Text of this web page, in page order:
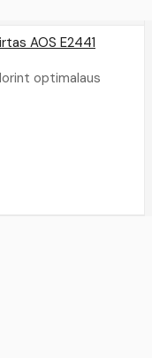
AOS E2441
optimalaus